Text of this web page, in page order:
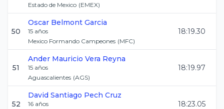
Estado de Mexico (EMEX)
50
Oscar Belmont Garcia
15 años
Mexico Formando Campeones (MFC)
18:19.30
51
Ander Mauricio Vera Reyna
15 años
Aguascalientes (AGS)
18:19.97
52
David Santiago Pech Cruz
16 años
18:23.05